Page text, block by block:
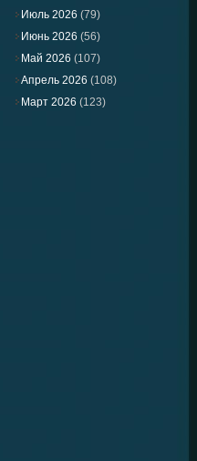
Июль 2026 (79)
Июнь 2026 (56)
Май 2026 (107)
Апрель 2026 (108)
Март 2026 (123)